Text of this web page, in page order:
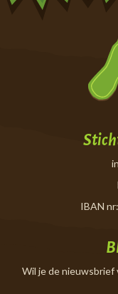
IBAN
Wil je de nieuwsbrief